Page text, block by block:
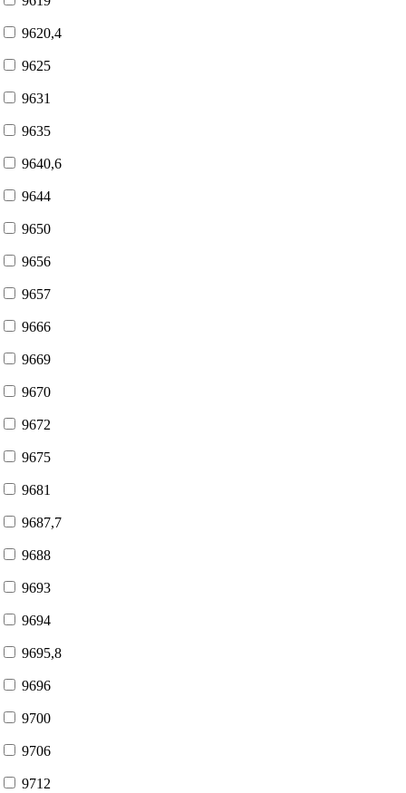
9620,4
9625
9631
9635
9640,6
9644
9650
9656
9657
9666
9669
9670
9672
9675
9681
9687,7
9688
9693
9694
9695,8
9696
9700
9706
9712